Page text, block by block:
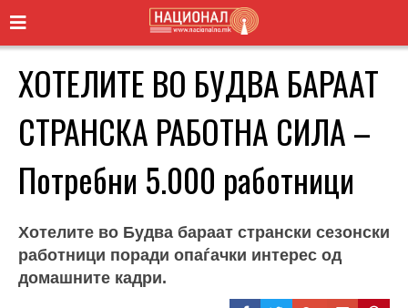
ХОТЕЛИТЕ ВО БУДВА БАРААТ
СТРАНСКА РАБОТНА СИЛА –
Потребни 5.000 работници
Хотелите во Будва бараат странски сезонски
работници поради опаѓачки интерес од
домашните кадри.